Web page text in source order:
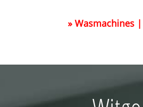
» Wasmachines